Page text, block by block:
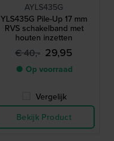
AYLS435G
YLS435G Pile-Up 17 mm
RVS schakelband met
houten inzetten
€ 40,- 29,95
● Op voorraad
Vergelijk
Bekijk Product